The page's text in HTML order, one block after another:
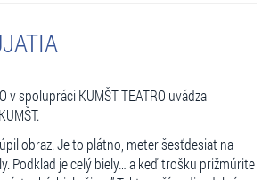
v spolupráci KUMŠT TEATRO uvádza
obraz. Je to plátno, meter šesťdesiat na
Podklad je celý biely… a keď trošku prižmúrite